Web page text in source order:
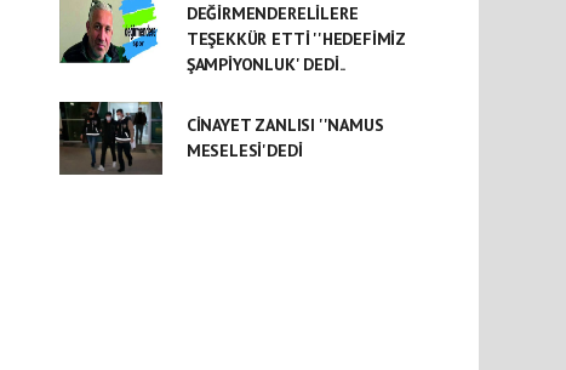
DEĞİRMENDERELİLERE
TEŞEKKÜR ETTİ ''HEDEFİMİZ
ŞAMPİYONLUK' DEDİ..
CİNAYET ZANLISI ''NAMUS
MESELESİ'DEDİ